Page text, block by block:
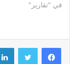
في "تقارير"